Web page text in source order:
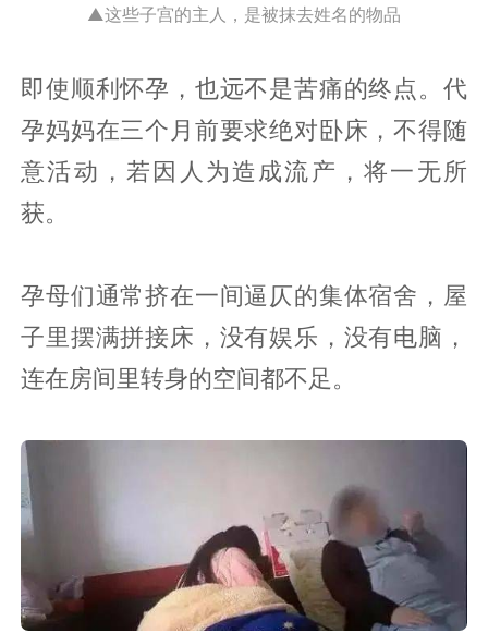
▲这些子宫的主人，是被抹去姓名的物品
即使顺利怀孕，也远不是苦痛的终点。代
孕妈妈在三个月前要求绝对卧床，不得随
意活动，若因人为造成流产，将一无所
获。
孕母们通常挤在一间逼仄的集体宿舍，屋
子里摆满拼接床，没有娱乐，没有电脑，
连在房间里转身的空间都不足。